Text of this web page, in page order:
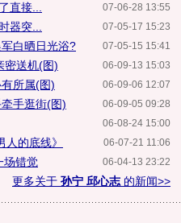
07-06-28 13:55
直接...
07-05-17 15:23
器突...
07-05-15 15:41
白晒日光浴?
06-09-13 15:03
密送机(图)
06-09-06 12:07
所属(图)
06-09-05 09:28
手逛街(图)
06-08-24 15:00
06-07-21 11:06
的底线》
06-04-13 23:22
场错觉
更多关于 孙宁 邱心志 的新闻>>